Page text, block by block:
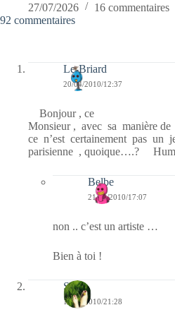
27/07/2026
16 commentaires
92 commentaires
Le-Briard
20/04/2010/12:37
Bonjour , ce
Monsieur , avec sa manière de
ce n’est certainement pas un
parisienne , quoique….?
Belbe
21/04/2010/17:07
non .. c’est un artiste …
Bien à toi !
S
19/04/2010/21:28